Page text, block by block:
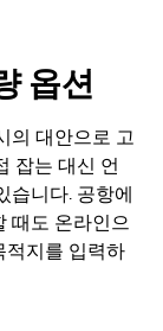
옵션
의 대안으로 고
잡는 대신 언
습니다. 공항에
때도 온라인으
적지를 입력하